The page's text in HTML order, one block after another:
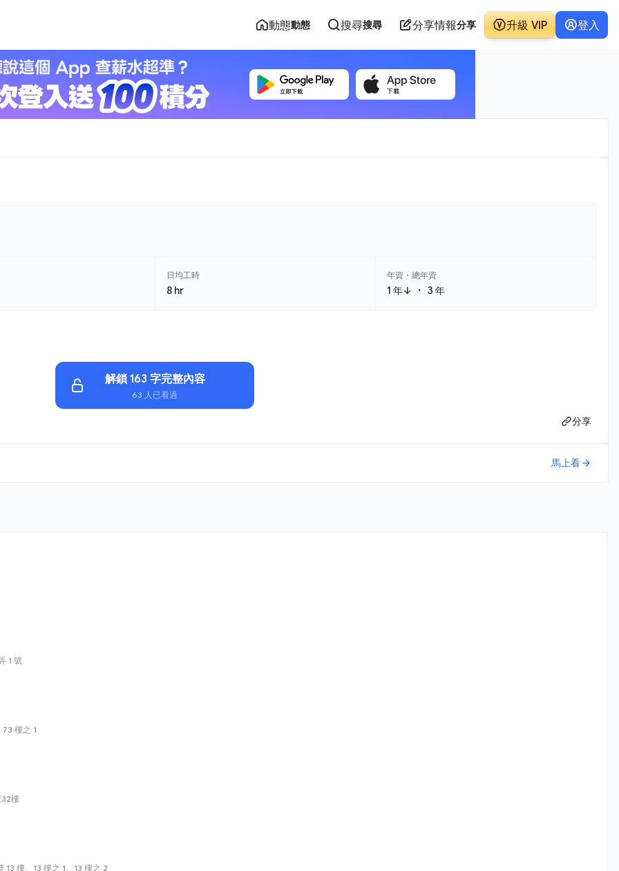
動態動態 搜尋搜尋 分享情報分享 升級 VIP 登入
日均工時
8 hr
年資・總年資
1 年↓ ・3 年
解鎖 163 字完整內容
63 人已看過
分享
馬上看
1 號
樓之 1
樓
樓、13 樓之 1、13 樓之 2